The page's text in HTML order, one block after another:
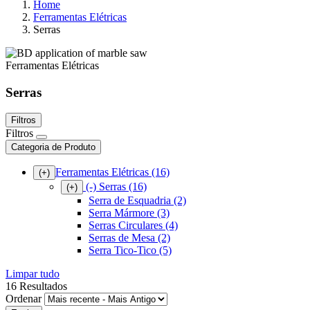
Home
Ferramentas Elétricas
Serras
Ferramentas Elétricas
Serras
Filtros
Filtros
Categoria de Produto
(+) Ferramentas Elétricas (16)
(+) (-) Serras (16)
Serra de Esquadria (2)
Serra Mármore (3)
Serras Circulares (4)
Serras de Mesa (2)
Serra Tico-Tico (5)
Limpar tudo
16 Resultados
Ordenar